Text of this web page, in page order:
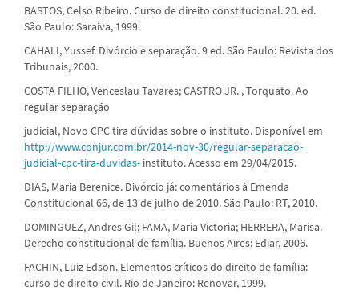
BASTOS, Celso Ribeiro. Curso de direito constitucional. 20. ed.
São Paulo: Saraiva, 1999.
CAHALI, Yussef. Divórcio e separação. 9 ed. São Paulo: Revista dos
Tribunais, 2000.
COSTA FILHO, Venceslau Tavares; CASTRO JR. , Torquato. Ao
regular separação
judicial, Novo CPC tira dúvidas sobre o instituto. Disponível em
http://www.conjur.com.br/2014-nov-30/regular-separacao-
judicial-cpc-tira-duvidas- instituto. Acesso em 29/04/2015.
DIAS, Maria Berenice. Divórcio já: comentários à Emenda
Constitucional 66, de 13 de julho de 2010. São Paulo: RT, 2010.
DOMINGUEZ, Andres Gil; FAMA, Maria Victoria; HERRERA, Marisa.
Derecho constitucional de família. Buenos Aires: Ediar, 2006.
FACHIN, Luiz Edson. Elementos críticos do direito de família:
curso de direito civil. Rio de Janeiro: Renovar, 1999.